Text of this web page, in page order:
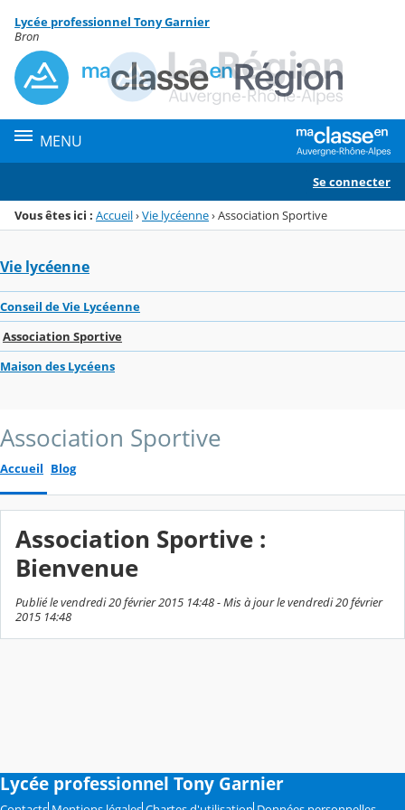
Menu de la rubrique
Contenu
Lycée professionnel Tony Garnier
Bron
MENU
Se connecter
Vous êtes ici : Accueil›Vie lycéenne›Association Sportive
Vie lycéenne
Conseil de Vie Lycéenne
Association Sportive
Maison des Lycéens
Association Sportive
Accueil Blog
Association Sportive :
Bienvenue
Publié le vendredi 20 février 2015 14:48 - Mis à jour le vendredi 20 février
2015 14:48
Lycée professionnel Tony Garnier